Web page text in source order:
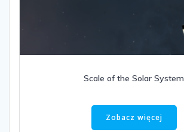
Scale of the Solar System
Zobacz więcej